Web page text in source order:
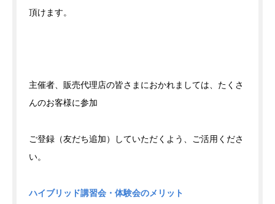
頂けます。
主催者、販売代理店の皆さまにおかれましては、たくさ
んのお客様に参加
ご登録（友だち追加）していただくよう、ご活用くださ
い。
ハイブリッド講習会・体験会のメリット